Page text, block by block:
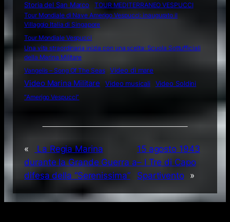
Storia del San Marco
TOUR MEDITERRANEO VESPUCCI
Tour Mondiale di Nave Amerigo Vespucci: inaugurato il
Villaggio Italia di Singapore
Tour Mondiale Vespucci
Una vita straordinaria inizia con una scelta: Scuola Sottufficiali
della Marina Militare
Vangelis – Song Of The Seas
Video di mare
Video Marina Militare Video musicali
Video Soldini
“Amerigo Vespucci”
«
La Regia Marina
durante la Grande Guerra a
difesa della “Serenissima”
15 agosto 1943
– I Tre di Capo
Spartivento
»